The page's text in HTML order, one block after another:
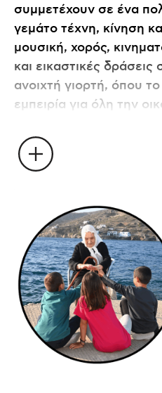
συμμετέχουν σε ένα
γεμάτο τέχνη, κίνηση
μουσική, χορός,
και εικαστικές
ανοιχτή γιορτή, όπου το
εμπειρία για όλη την